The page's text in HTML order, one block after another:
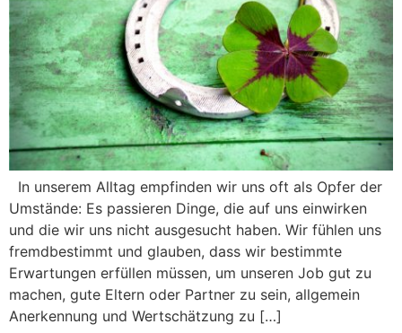
In unserem Alltag empfinden wir uns oft als Opfer der
Umstände: Es passieren Dinge, die auf uns einwirken
und die wir uns nicht ausgesucht haben. Wir fühlen uns
fremdbestimmt und glauben, dass wir bestimmte
Erwartungen erfüllen müssen, um unseren Job gut zu
machen, gute Eltern oder Partner zu sein, allgemein
Anerkennung und Wertschätzung zu […]